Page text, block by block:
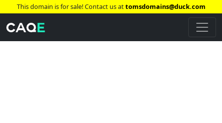
This domain is for sale! Contact us attomsdomains@duck.com